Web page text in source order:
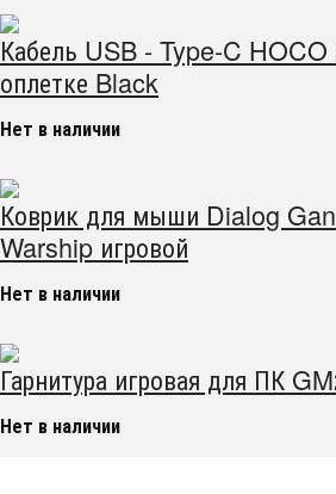
Кабель USB - Type-C
оплетке Black
Нет в наличии
Коврик для мыши Dialog
Warship игровой
Нет в наличии
Гарнитура игровая для ПК
Нет в наличии